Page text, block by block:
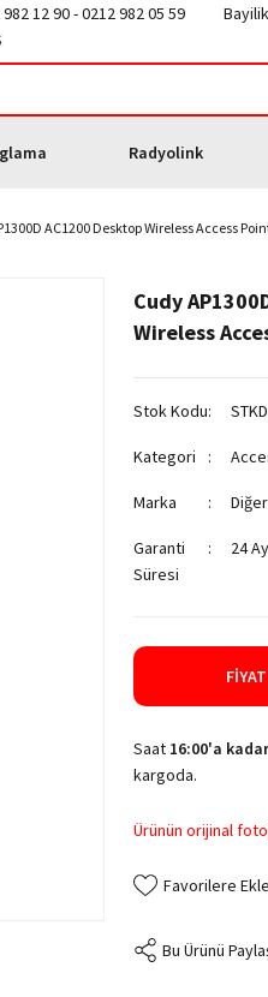
12 90 - 0212 982 05 59
Radyolink
AC1200 Desktop Wireless Access
Cudy
Wireless
Stok Kodu
Kategori
Marka Diğer
Garanti
Süresi
24 Ay
Saat 16:00'a
kargoda.
Ürünün orijinal
Bu Ürünü